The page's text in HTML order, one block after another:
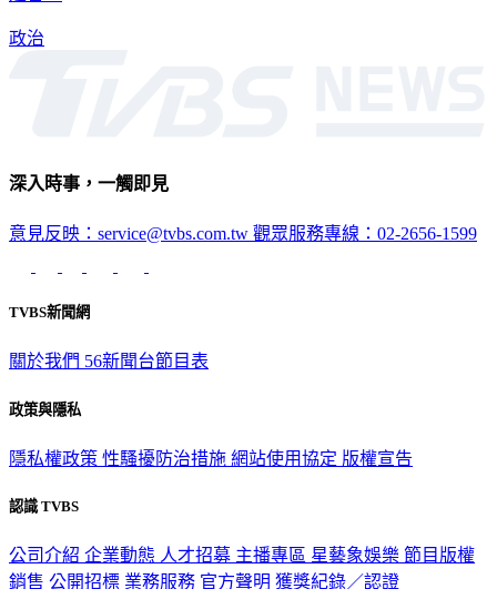
政治
深入時事，一觸即見
意見反映：service@tvbs.com.tw 觀眾服務專線：02-2656-1599
TVBS新聞網
關於我們 56新聞台節目表
政策與隱私
隱私權政策 性騷擾防治措施 網站使用協定 版權宣告
認識 TVBS
公司介紹 企業動態 人才招募 主播專區 星藝象娛樂 節目版權
銷售 公開招標 業務服務 官方聲明 獲獎紀錄／認證